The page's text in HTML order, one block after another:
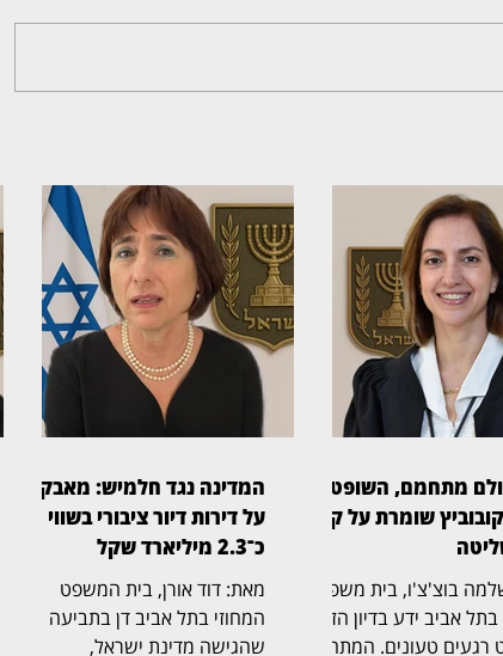
מתחמם, השופטת
שומרת על קור
מאת: שלמה בוצ'צ'ו, בית משפט
אביב ידע בדיון הזה
רגעים טעונים. המתח
המדינה נגד חלמיש: מאבק
על דירות דיור ציבורי בשווי
כ־2.3 מיליארד שקל
מאת: דוד אורן, בית המשפט
המחוזי בתל אביב דן בתביעה
שהגישה מדינת ישראל,